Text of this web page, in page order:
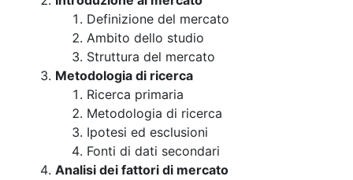
Definizione del mercato
Ambito dello studio
Struttura del mercato
Metodologia di ricerca
Ricerca primaria
Metodologia di ricerca
Ipotesi ed esclusioni
Fonti di dati secondari
Analisi dei fattori di mercato